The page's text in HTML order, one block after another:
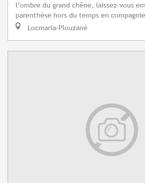
l’ombre du grand chêne, laissez-vous
parenthèse hors du temps en
Locmaria-Plouzané